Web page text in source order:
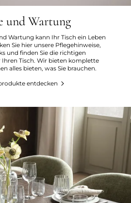
und Wartung
Wartung kann Ihr Tisch ein Leben
Sie hier unsere Pflegehinweise,
und finden Sie die richtigen
Tisch. Wir bieten komplette
alles bieten, was Sie brauchen.
entdecken